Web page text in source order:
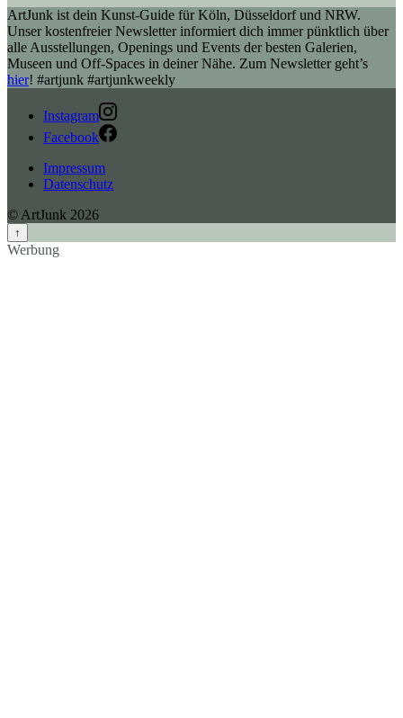
ArtJunk ist dein Kunst-Guide für Köln, Düsseldorf und NRW.
Unser kostenfreier Newsletter informiert dich immer pünktlich über
alle Ausstellungen, Openings und Events der besten Galerien,
Museen und Off-Spaces in deiner Nähe. Zum Newsletter geht’s
hier! #artjunk #artjunkweekly
Instagram
Facebook
Impressum
Datenschutz
© ArtJunk 2026
↑
Werbung